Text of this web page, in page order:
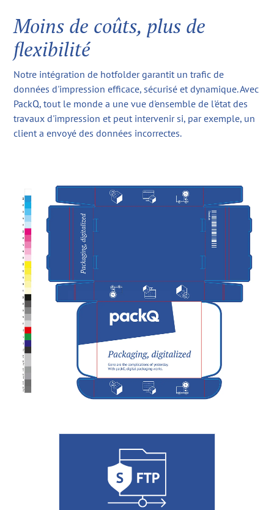
Moins de coûts, plus de
flexibilité
Notre intégration de hotfolder garantit un trafic de
données d'impression efficace, sécurisé et dynamique. Avec
PackQ, tout le monde a une vue d'ensemble de l'état des
travaux d'impression et peut intervenir si, par exemple, un
client a envoyé des données incorrectes.